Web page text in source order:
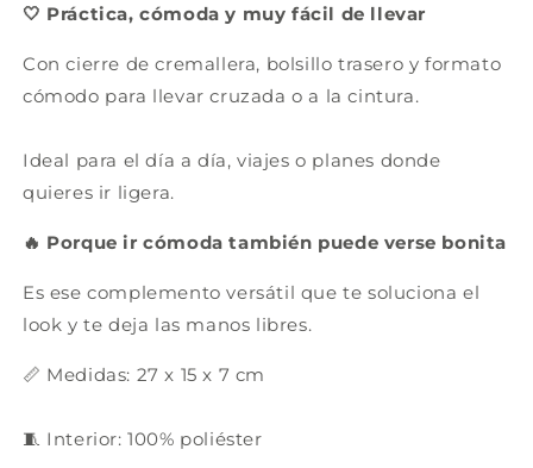
🤍 Práctica, cómoda y muy fácil de llevar
Con cierre de cremallera, bolsillo trasero y formato
cómodo para llevar cruzada o a la cintura.
Ideal para el día a día, viajes o planes donde
quieres ir ligera.
🔥 Porque ir cómoda también puede verse bonita
Es ese complemento versátil que te soluciona el
look y te deja las manos libres.
📏 Medidas: 27 x 15 x 7 cm
🧵 Interior: 100% poliéster